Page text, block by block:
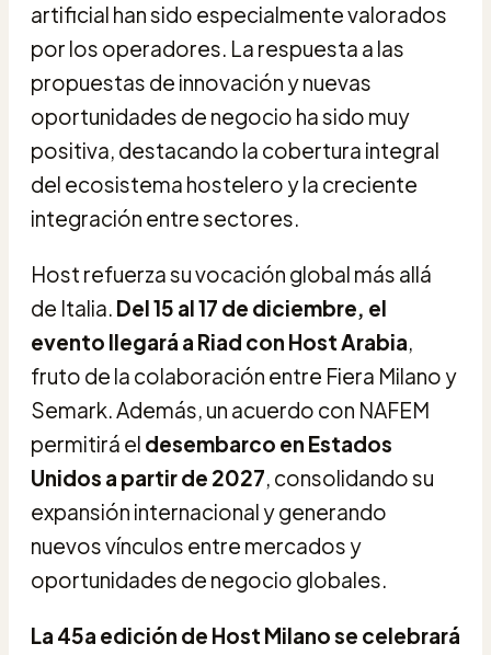
artificial han sido especialmente valorados
por los operadores. La respuesta a las
propuestas de innovación y nuevas
oportunidades de negocio ha sido muy
positiva, destacando la cobertura integral
del ecosistema hostelero y la creciente
integración entre sectores.
Host refuerza su vocación global más allá
de Italia. Del 15 al 17 de diciembre, el
evento llegará a Riad con Host Arabia,
fruto de la colaboración entre Fiera Milano y
Semark. Además, un acuerdo con NAFEM
permitirá el desembarco en Estados
Unidos a partir de 2027, consolidando su
expansión internacional y generando
nuevos vínculos entre mercados y
oportunidades de negocio globales.
La 45a edición de Host Milano se celebrará